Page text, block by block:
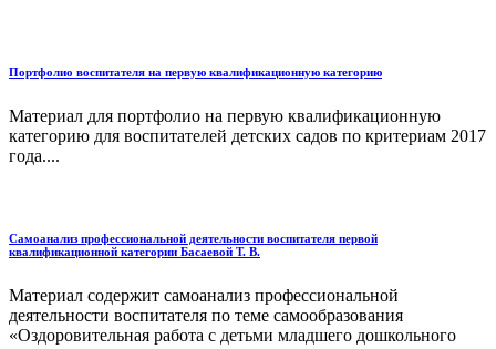
Портфолио воспитателя на первую квалификационную категорию
Материал для портфолио на первую квалификационную
категорию для воспитателей детских садов по критериам 2017
года....
Самоанализ профессиональной деятельности воспитателя первой
квалификационной категории Басаевой Т. В.
Материал содержит самоанализ профессиональной
деятельности воспитателя по теме самообразования
«Оздоровительная работа с детьми младшего дошкольного